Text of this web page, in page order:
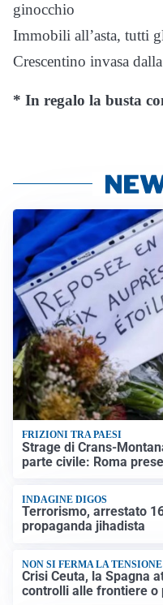
ginocchio
Immobili all’asta, tutti
Crescentino invasa
* In regalo la busta
FRIZIONI TRA PAESI
Strage di Crans-
parte civile: Roma
INDAGINE DIGOS
Terrorismo, arrestato
propaganda jihadista
NON SI FERMA LA TENSIONE
Crisi Ceuta, la Spagna
controlli alle frontiere o